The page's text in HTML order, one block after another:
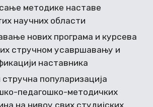
методике наставе
научних области
нових програма и курсева
стручном усавршавању и
наставника
популаризација
педагошко-методичких
на нивоу свих студијских